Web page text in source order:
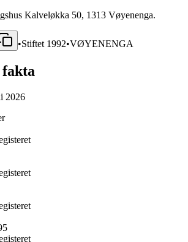
Kalveløkka 50, 1313 Vøyenenga.
•Stiftet 1992•VØYENENGA
2026